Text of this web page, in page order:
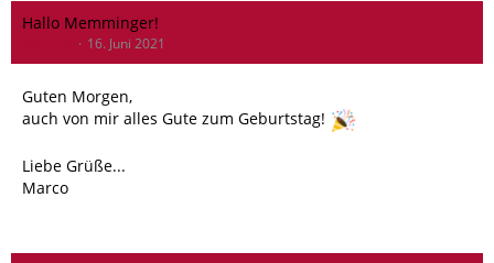
Hallo Memminger!
16. Juni 2021
Guten Morgen,
auch von mir alles Gute zum Geburtstag!
Liebe Grüße...
Marco